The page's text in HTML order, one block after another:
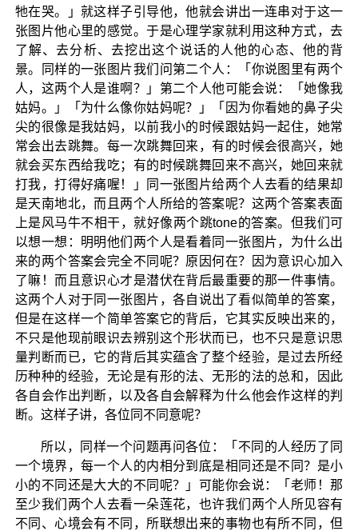
牠在哭。」就这样子引导他，他就会讲出一连串对于这一
张图片他心里的感觉。于是心理学家就利用这种方式，去
了解、去分析、去挖出这个说话的人他的心态、他的背
景。同样的一张图片我们问第二个人：「你说图里有两个
人，这两个人是谁啊？」第二个人他可能会说：「她像我
姑妈。」「为什么像你姑妈呢？」「因为你看她的鼻子尖
尖的很像是我姑妈，以前我小的时候跟姑妈一起住，她常
常会出去跳舞。每一次跳舞回来，有的时候会很高兴，她
就会买东西给我吃；有的时候跳舞回来不高兴，她回来就
打我，打得好痛喔！」同一张图片给两个人去看的结果却
是天南地北，而且两个人所给的答案呢？这两个答案表面
上是风马牛不相干，就好像两个跳tone的答案。但我们可
以想一想：明明他们两个人是看着同一张图片，为什么出
来的两个答案会完全不同呢？原因何在？因为意识心加入
了嘛！而且意识心才是潜伏在背后最重要的那一件事情。
这两个人对于同一张图片，各自说出了看似简单的答案，
但是在这样一个简单答案它的背后，它其实反映出来的，
不只是他现前眼识去辨别这个形状而已，也不只是意识思
量判断而已，它的背后其实蕴含了整个经验，是过去所经
历种种的经验，无论是有形的法、无形的法的总和，因此
各自会作出判断，以及各自会解释为什么他会作这样的判
断。这样子讲，各位同不同意呢？
所以，同样一个问题再问各位：「不同的人经历了同
一个境界，每一个人的内相分到底是相同还是不同？是小
小的不同还是大大的不同呢？」可能你会说：「老师！那
至少我们两个人去看一朵莲花，也许我们两个人所见容有
不同、心境会有不同，所联想出来的事物也有所不同，但